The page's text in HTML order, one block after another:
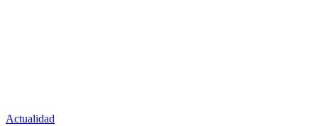
Actualidad